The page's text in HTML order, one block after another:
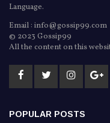
Language.
Email : info@gossip99.com
© 2023 Gossip99
All the content on this
POPULAR POSTS